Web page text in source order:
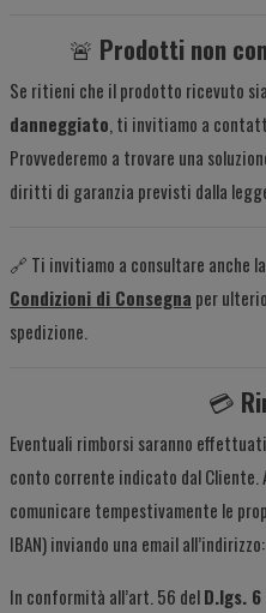
🚨 Prodotti non
Se ritieni che il prodotto ricevuto sia
danneggiato , ti invitiamo a
Provvederemo a trovare una
diritti di garanzia previsti dalla
🔗 Ti invitiamo a consultare anche
Condizioni di Consegna per
spedizione.
💳
Eventuali rimborsi saranno
conto corrente indicato dal Cliente.
comunicare tempestivamente le
IBAN) inviando una email all’indirizzo:
In conformità all’art. 56 delD.lgs.